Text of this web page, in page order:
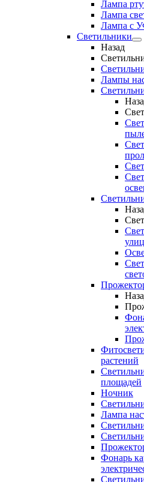
Лампа
Лампа
Лампа с
Светильники
Назад
Лампы
растений
площадей
Ночник
Лампа
Фонарь